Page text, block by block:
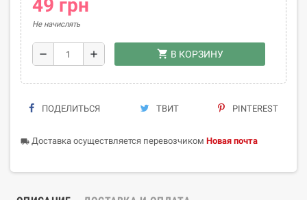
49 грн
Не начислять
remove add shopping_cart В КОРЗИНУ
ПОДЕЛИТЬСЯ ТВИТ PINTEREST
local_shipping Доставка осуществляется перевозчиком Новая почта